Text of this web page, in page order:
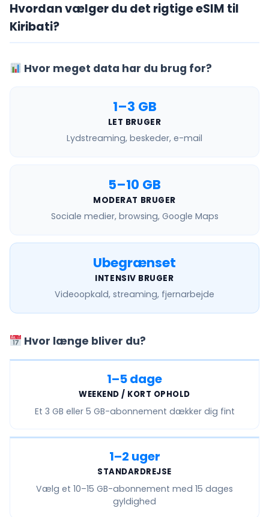
Hvordan vælger du det rigtige eSIM til
Kiribati?
Hvor meget data har du brug for?
1–3 GB
LET BRUGER
Lydstreaming, beskeder, e-mail
5–10 GB
MODERAT BRUGER
Sociale medier, browsing, Google Maps
Ubegrænset
INTENSIV BRUGER
Videoopkald, streaming, fjernarbejde
Hvor længe bliver du?
1–5 dage
WEEKEND / KORT OPHOLD
Et 3 GB eller 5 GB-abonnement dækker dig fint
1–2 uger
STANDARDREJSE
Vælg et 10–15 GB-abonnement med 15 dages
gyldighed